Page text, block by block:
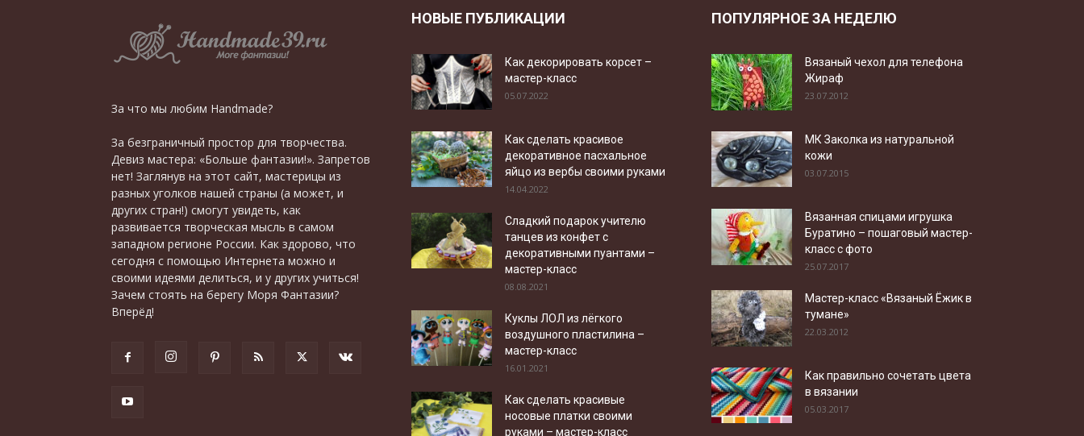
За что мы любим Handmade?
За безграничный простор для творчества.
Девиз мастера: «Больше фантазии!». Запретов
нет! Заглянув на этот сайт, мастерицы из
разных уголков нашей страны (а может, и
других стран!) смогут увидеть, как
развивается творческая мысль в самом
западном регионе России. Как здорово, что
сегодня с помощью Интернета можно и
своими идеями делиться, и у других учиться!
Зачем стоять на берегу Моря Фантазии?
Вперёд!
НОВЫЕ ПУБЛИКАЦИИ
Как декорировать корсет –
мастер-класс
05.07.2022
Как сделать красивое
декоративное пасхальное
яйцо из вербы своими руками
14.04.2022
Сладкий подарок учителю
танцев из конфет с
декоративными пуантами –
мастер-класс
08.08.2021
Куклы ЛОЛ из лёгкого
воздушного пластилина –
мастер-класс
16.01.2021
Как сделать красивые
носовые платки своими
руками – мастер-класс
ПОПУЛЯРНОЕ ЗА НЕДЕЛЮ
Вязаный чехол для телефона
Жираф
23.07.2012
МК Заколка из натуральной
кожи
03.07.2015
Вязанная спицами игрушка
Буратино – пошаговый мастер-
класс с фото
25.07.2017
Мастер-класс «Вязаный Ёжик в
тумане»
22.03.2012
Как правильно сочетать цвета
в вязании
05.03.2017